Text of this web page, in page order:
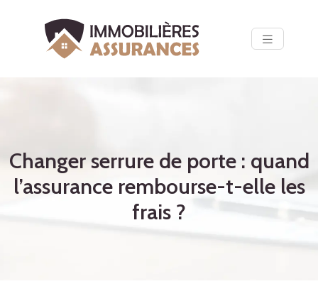
Changer serrure de porte : quand
l’assurance rembourse-t-elle les
frais ?